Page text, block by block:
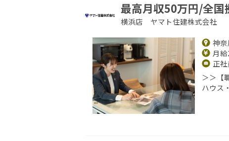
最高月収50万円/全国
横浜店 ヤマト住建株式会社
神
月
正社
＞＞【
ハウス